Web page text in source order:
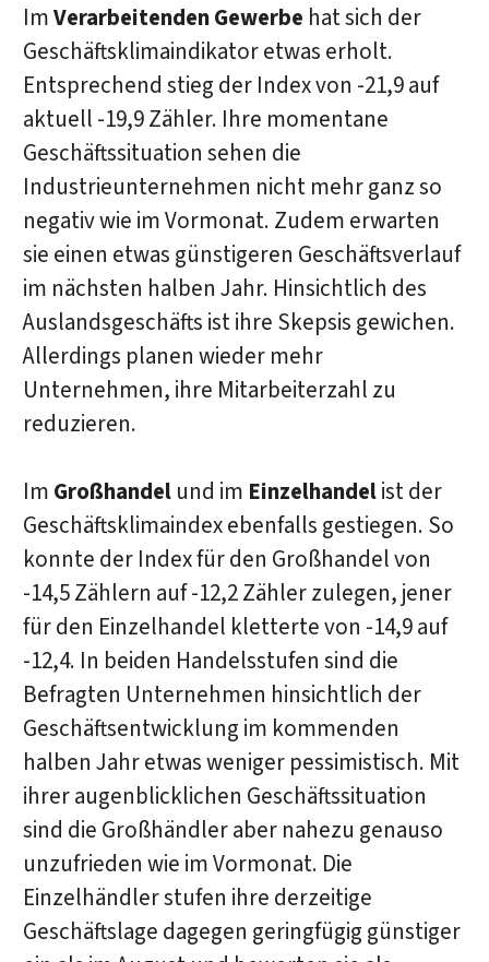
ImVerarbeitenden Gewerbe hat sich der
Geschäftsklimaindikator etwas erholt.
Entsprechend stieg der Index von -21,9 auf
aktuell -19,9 Zähler. Ihre momentane
Geschäftssituation sehen die
Industrieunternehmen nicht mehr ganz so
negativ wie im Vormonat. Zudem erwarten
sie einen etwas günstigeren Geschäftsverlauf
im nächsten halben Jahr. Hinsichtlich des
Auslandsgeschäfts ist ihre Skepsis gewichen.
Allerdings planen wieder mehr
Unternehmen, ihre Mitarbeiterzahl zu
reduzieren.
Im Großhandel und im Einzelhandelist der
Geschäftsklimaindex ebenfalls gestiegen. So
konnte der Index für den Großhandel von
-14,5 Zählern auf -12,2 Zähler zulegen, jener
für den Einzelhandel kletterte von -14,9 auf
-12,4. In beiden Handelsstufen sind die
Befragten Unternehmen hinsichtlich der
Geschäftsentwicklung im kommenden
halben Jahr etwas weniger pessimistisch. Mit
ihrer augenblicklichen Geschäftssituation
sind die Großhändler aber nahezu genauso
unzufrieden wie im Vormonat. Die
Einzelhändler stufen ihre derzeitige
Geschäftslage dagegen geringfügig günstiger